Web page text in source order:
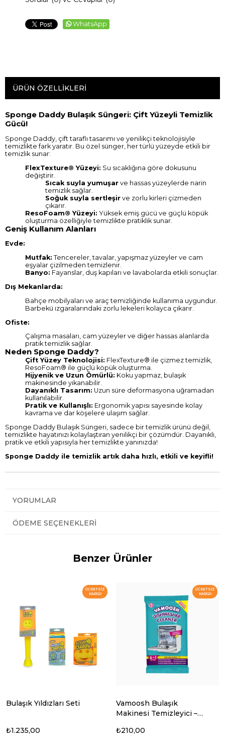
WhatsApp
ÜRÜN ÖZELLIKLERI
Sponge Daddy Bulaşık Süngeri: Çift Yüzeyli Temizlik
Gücü!
Sponge Daddy, çift taraflı tasarımı ve yenilikçi teknolojisiyle
temizlikte fark yaratır. Bu özel sünger, her türlü yüzeyde etkili bir
temizlik sunar:
FlexTexture® Yüzeyi: Su sıcaklığına göre dokusunu
değiştirir.
Sıcak suyla yumuşar ve hassas yüzeylerde narin
temizlik sağlar.
Soğuk suyla sertleşir ve zorlu kirleri çizmeden
çıkarır.
ResoFoam® Yüzeyi: Yüksek emiş gücü ve güçlü köpük
oluşturma özelliğiyle temizlikte pratiklik sunar.
Geniş Kullanım Alanları
Evde:
Mutfak: Tencereler, tavalar, yapışmaz yüzeyler ve cam
eşyalar çizilmeden temizlenir.
Banyo: Fayanslar, duş kapıları ve lavabolarda etkili sonuçlar.
Dış Mekanlarda:
Bahçe mobilyaları ve araç temizliğinde kullanıma uygundur.
Barbekü ızgaralarındaki zorlu lekeleri kolayca çıkarır.
Ofiste:
Çalışma masaları, cam yüzeyler ve diğer hassas alanlarda
pratik temizlik sağlar.
Neden Sponge Daddy?
Çift Yüzey Teknolojisi: FlexTexture® ile çizmez temizlik,
ResoFoam® ile güçlü köpük oluşturma.
Hijyenik ve Uzun Ömürlü: Koku yapmaz, bulaşık
makinesinde yıkanabilir.
Dayanıklı Tasarım: Uzun süre deformasyona uğramadan
kullanılabilir.
Pratik ve Kullanışlı: Ergonomik yapısı sayesinde kolay
kavrama ve dar köşelere ulaşım sağlar.
Sponge Daddy Bulaşık Süngeri, sadece bir temizlik ürünü değil,
temizlikte hayatınızı kolaylaştıran yenilikçi bir çözümdür. Dayanıklı,
pratik ve etkili yapısıyla her temizlikte yanınızda!
Sponge Daddy ile temizlik artık daha hızlı, etkili ve keyifli!
YORUMLAR
ÖDEME SEÇENEKLERI
Benzer Ürünler
Bulaşık Yıldızları Seti
₺1.235,00
ÜCRETSIZ
KARGO
Vamoosh Bulaşık
Makinesi Temizleyici –
₺210,00
ÜCRETSIZ
KARGO